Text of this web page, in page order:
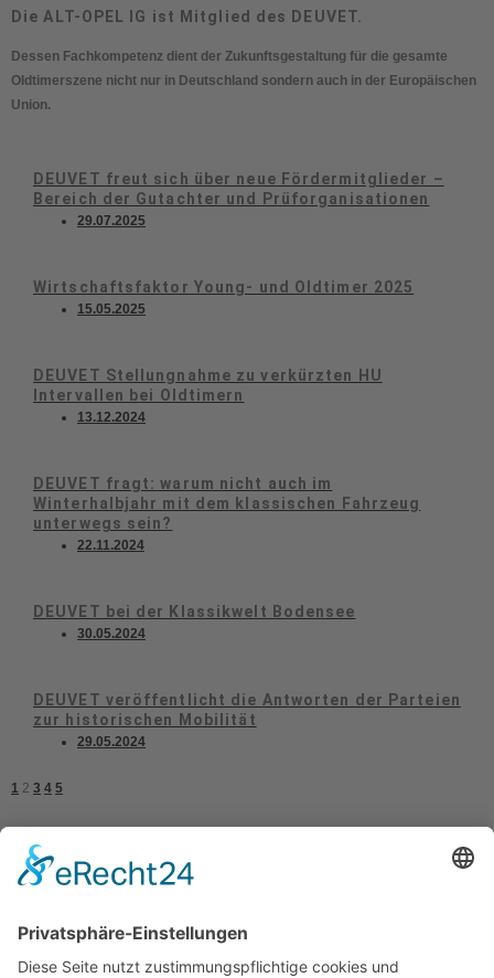
Die ALT-OPEL IG ist Mitglied des DEUVET.
Dessen Fachkompetenz dient der Zukunftsgestaltung für die gesamte
Oldtimerszene nicht nur in Deutschland sondern auch in der Europäischen
Union.
DEUVET freut sich über neue Fördermitglieder –
Bereich der Gutachter und Prüforganisationen
29.07.2025
Wirtschaftsfaktor Young- und Oldtimer 2025
15.05.2025
DEUVET Stellungnahme zu verkürzten HU
Intervallen bei Oldtimern
13.12.2024
DEUVET fragt: warum nicht auch im
Winterhalbjahr mit dem klassischen Fahrzeug
unterwegs sein?
22.11.2024
DEUVET bei der Klassikwelt Bodensee
30.05.2024
DEUVET veröffentlicht die Antworten der Parteien
zur historischen Mobilität
29.05.2024
1 2 3 4 5
Kontakt
Mitgliederbereich